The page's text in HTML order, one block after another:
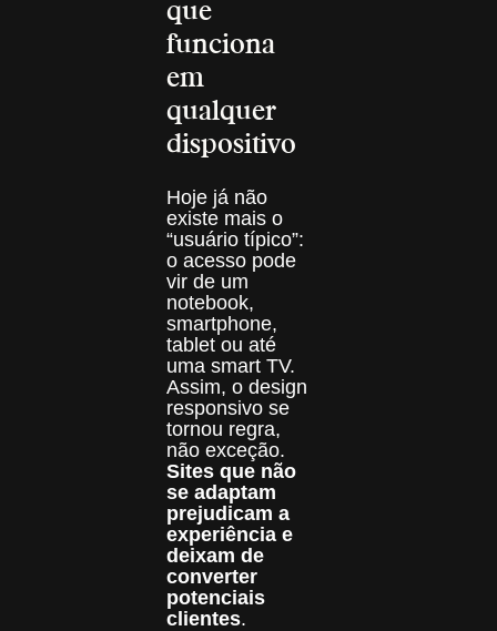
que
funciona
em
qualquer
dispositivo
Hoje já não
existe mais o
“usuário típico”:
o acesso pode
vir de um
notebook,
smartphone,
tablet ou até
uma smart TV.
Assim, o design
responsivo se
tornou regra,
não exceção.
Sites que não
se adaptam
prejudicam a
experiência e
deixam de
converter
potenciais
clientes.